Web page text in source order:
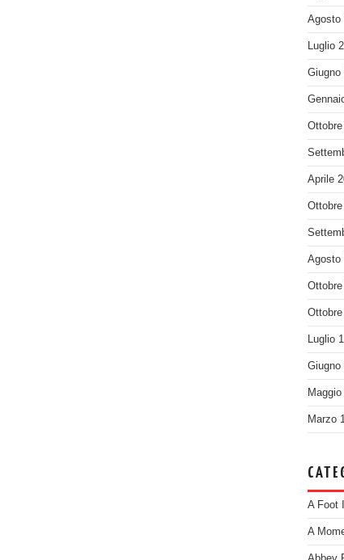
Agosto
Luglio
Giugno
Aprile
Agosto
Luglio
Giugno
Marzo
A Foot
A